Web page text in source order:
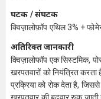
घटक / संघटक
क्विज़ालोफ़ॉप एथिल 3% +
अतिरिक्त जानकारी
क्विज़ालोफॉप एक सिस्टमिक,
खरपतवारों को नियंत्रित
प्रक्रिया को रोक देता है,